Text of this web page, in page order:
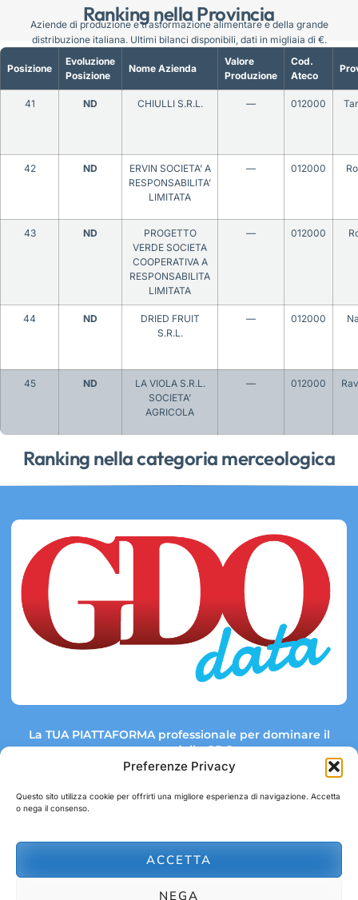
Preferenze Privacy
Questo sito utilizza cookie per offrirti una migliore esperienza di navigazione. Accetta
o nega il consenso.
ACCETTA
NEGA
Ranking nella Provincia
Ranking nella categoria merceologica
Posizione
Evoluzione
Posizione
Nome Azienda
Valore
Produzione
Cod.
Ateco
41 ND CHIULLI S.R.L. — 012000
42 ND
ERVIN SOCIETA’ A
RESPONSABILITA’
LIMITATA
— 012000
43 ND
PROGETTO
VERDE SOCIETA
COOPERATIVA A
RESPONSABILITA
LIMITATA
— 012000
44 ND
DRIED FRUIT
S.R.L.
— 012000
45 ND
LA VIOLA S.R.L.
SOCIETA’
AGRICOLA
— 012000
Aziende di produzione e trasformazione alimentare e della grande
distribuzione italiana. Ultimi bilanci disponibili, dati in migliaia di €.
La TUA PIATTAFORMA professionale per dominare il
mercato della GDO.
Link rapidi:
abbonamenti@gdodata.it